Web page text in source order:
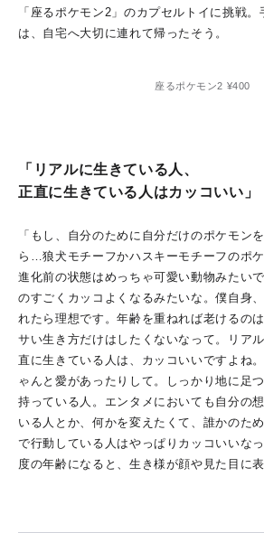
「座るポケモン2」のカプセルトイに挑戦
は、自宅へ大切に連れて帰ったそう。
座るポケモン2 ¥400
「リアルに生きている人、
正直に生きている人はカッコいい」
「もし、自分のために自分だけのポケモン
ら…狼犬モチーフかハスキーモチーフのポケ
進化前の状態はめっちゃ可愛い動物みたい
のすごくカッコよくなるみたいな。僕自身
れたら理想です。年齢を重ねれば老けるの
サい生き方だけはしたくないなって。リア
直に生きている人は、カッコいいですよね
ゃんと愛があったりして。しっかり地に足
持っている人。エンタメにおいても自分の
いる人とか、何かを変えたくて、誰かのた
で行動している人はやっぱりカッコいいな
度の年齢になると、生き様が顔や見た目に